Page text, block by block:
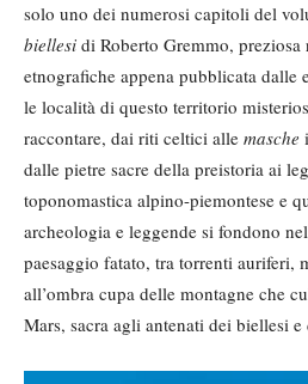
solo uno dei numerosi capitoli del
biellesi di Roberto Gremmo,
etnografiche appena pubblicata
le località di questo territorio
raccontare, dai riti celtici alle masche
dalle pietre sacre della preistoria ai
toponomastica alpino-piemontese e
archeologia e leggende si fondono
paesaggio fatato, tra torrenti auriferi,
all’ombra cupa delle montagne che
Mars, sacra agli antenati dei biellesi